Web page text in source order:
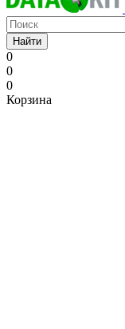
Найти
0
0
0
Корзина